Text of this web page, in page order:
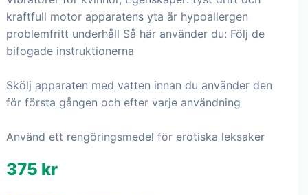
kraftfull motor apparatens yta är hypoallergen
problemfritt underhåll Så här använder du: Följ de
bifogade instruktionerna
Skölj apparaten med vatten innan du använder den
för första gången och efter varje användning
Använd ett rengöringsmedel för erotiska leksaker
375 kr